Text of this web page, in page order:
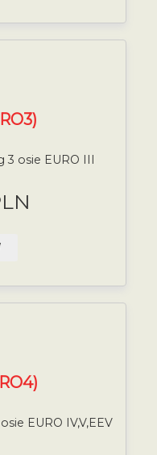
3 osie EURO III
EURO IV,V,EEV